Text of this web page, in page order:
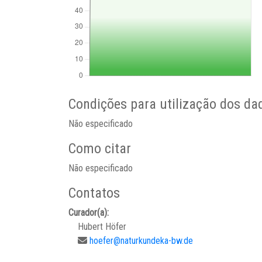
Condições para utilização dos
Não especificado
Como citar
Não especificado
Contatos
Curador(a):
Hubert Höfer
hoefer@naturkundeka-bw.de